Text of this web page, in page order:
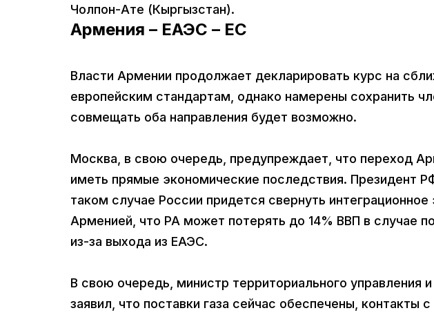
Чолпон-Ате (Кыргызстан).
Армения – ЕАЭС – ЕС
Власти Армении продолжает декларировать курс на
европейским стандартам, однако намерены сохранить
совмещать оба направления будет возможно.
Москва, в свою очередь, предупреждает, что переход
иметь прямые экономические последствия. Президент
таком случае России придется свернуть
Арменией, что РА может потерять до 14% ВВП в случае
из-за выхода из ЕАЭС.
В свою очередь, министр территориального управления
заявил, что поставки газа сейчас обеспечены, контакты